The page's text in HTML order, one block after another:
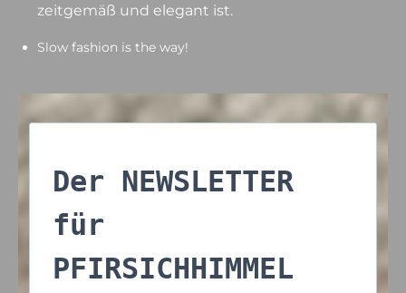
zeitgemäß und elegant ist.
Slow fashion is the way!
Der NEWSLETTER
für
PFIRSICHHIMMEL